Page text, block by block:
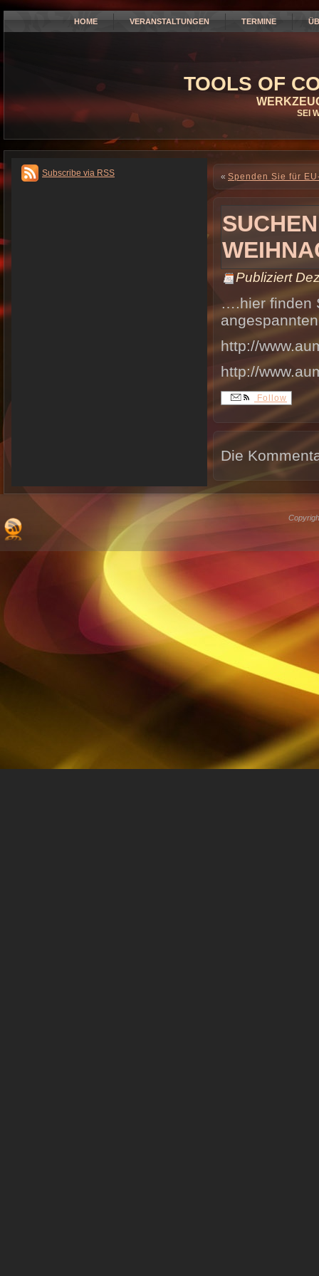
HOME VERANSTALTUNGEN TERMINE
TOOLS OF
SEI
Subscribe via RSS « Spenden Sie für
Publiziert
….hier finden
http://
http://
Follow
Die